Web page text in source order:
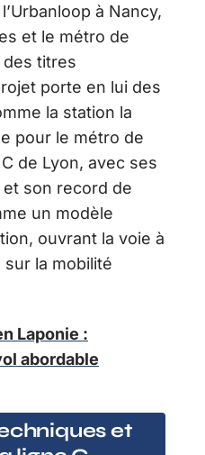
à Nancy,
et le métro de
titres
porte en lui des
la station la
pour le métro de
de Lyon, avec ses
son record de
un modèle
ouvrant la voie à
la mobilité
Laponie :
abordable
et